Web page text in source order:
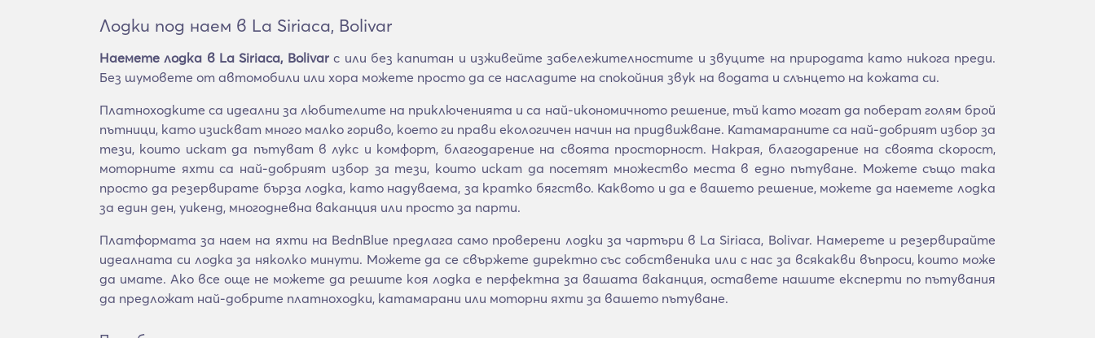
Лодки под наем в La Siriaca, Bolivar
Наемете лодка в La Siriaca, Bolivarс или без капитан и изживейте забележителностите и звуците на природата като никога преди.
Без шумовете от автомобили или хора можете просто да се насладите на спокойния звук на водата и слънцето на кожата си.
Платноходките са идеални за любителите на приключенията и са най-икономичното решение, тъй като могат да поберат голям брой
пътници, като изискват много малко гориво, което ги прави екологичен начин на придвижване. Катамараните са най-добрият избор за
тези, които искат да пътуват в лукс и комфорт, благодарение на своята просторност. Накрая, благодарение на своята скорост,
моторните яхти са най-добрият избор за тези, които искат да посетят множество места в едно пътуване. Можете също така
просто да резервирате бърза лодка, като надуваема, за кратко бягство. Каквото и да е вашето решение, можете да наемете лодка
за един ден, уикенд, многодневна ваканция или просто за парти.
Платформата за наем на яхти на BednBlue предлага само проверени лодки за чартъри в La Siriaca, Bolivar. Намерете и резервирайте
идеалната си лодка за няколко минути. Можете да се свържете директно със собственика или с нас за всякакви въпроси, които може
да имате. Ако все още не можете да решите коя лодка е перфектна за вашата ваканция, оставете нашите експерти по пътувания
да предложат най-добрите платноходки, катамарани или моторни яхти за вашето пътуване.